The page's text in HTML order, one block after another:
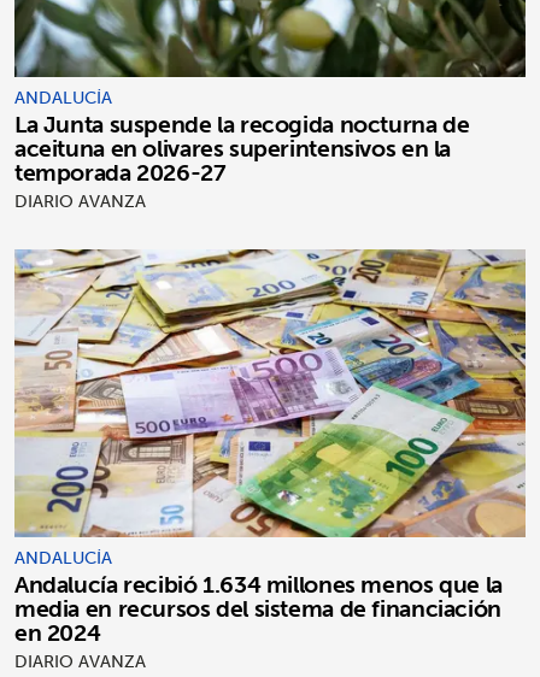
ANDALUCÍA
La Junta suspende la recogida nocturna de
aceituna en olivares superintensivos en la
temporada 2026-27
DIARIO AVANZA
ANDALUCÍA
Andalucía recibió 1.634 millones menos que la
media en recursos del sistema de financiación
en 2024
DIARIO AVANZA